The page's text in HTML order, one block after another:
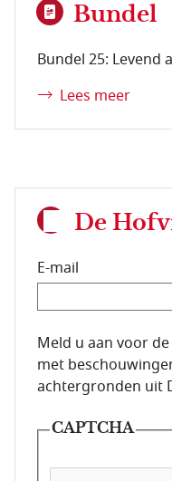
Bundel
Bundel 25: Levend
Lees meer
De
E-mail
E-mailadres van de
Meld u aan voor
met
achtergronden uit
CAPTCHA